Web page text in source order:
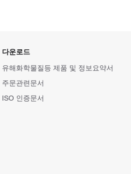
다운로드
유해화학물질등 제품 및 정보요약서
주문관련문서
ISO 인증문서